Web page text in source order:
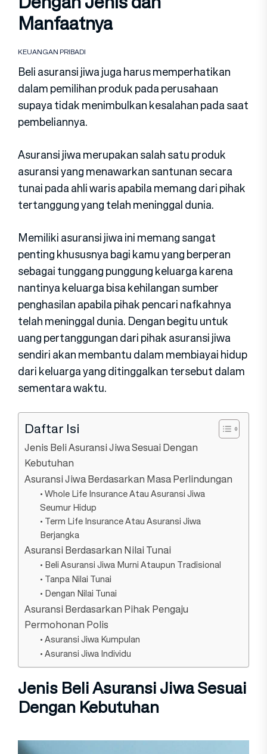
Manfaatnya
KEUANGAN PRIBADI
Beli asuransi jiwa juga harus memperhatikan
dalam pemilihan produk pada perusahaan
supaya tidak menimbulkan kesalahan pada saat
pembeliannya.
Asuransi jiwa merupakan salah satu produk
asuransi yang menawarkan santunan secara
tunai pada ahli waris apabila memang dari pihak
tertanggung yang telah meninggal dunia.
Memiliki asuransi jiwa ini memang sangat
penting khususnya bagi kamu yang berperan
sebagai tunggang punggung keluarga karena
nantinya keluarga bisa kehilangan sumber
penghasilan apabila pihak pencari nafkahnya
telah meninggal dunia. Dengan begitu untuk
uang pertanggungan dari pihak asuransi jiwa
sendiri akan membantu dalam membiayai hidup
dari keluarga yang ditinggalkan tersebut dalam
sementara waktu.
Daftar Isi
Jenis Beli Asuransi Jiwa Sesuai Dengan
Kebutuhan
Asuransi Jiwa Berdasarkan Masa Perlindungan
• Whole Life Insurance Atau Asuransi Jiwa
Seumur Hidup
• Term Life Insurance Atau Asuransi Jiwa
Berjangka
Asuransi Berdasarkan Nilai Tunai
• Beli Asuransi Jiwa Murni Ataupun Tradisional
• Tanpa Nilai Tunai
• Dengan Nilai Tunai
Asuransi Berdasarkan Pihak Pengaju
Permohonan Polis
• Asuransi Jiwa Kumpulan
• Asuransi Jiwa Individu
Jenis Beli Asuransi Jiwa Sesuai
Dengan Kebutuhan